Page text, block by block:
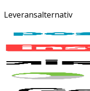
Leveransalternativ